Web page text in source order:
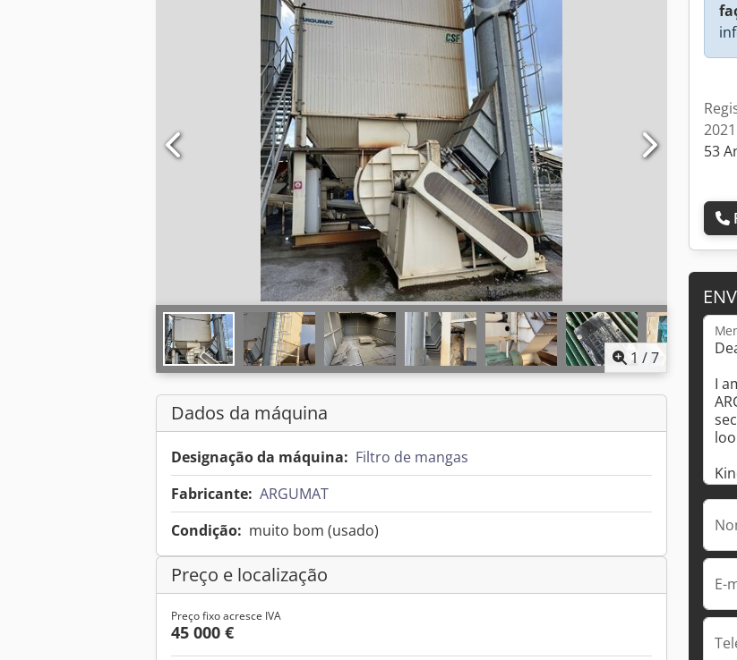
1 /7
Dados da máquina
Designação da máquina: Filtro de mangas
Fabricante: ARGUMAT
Condição: muito bom (usado)
Preço e localização
Preço fixo acresce IVA
45 000 €
2021
53
E-